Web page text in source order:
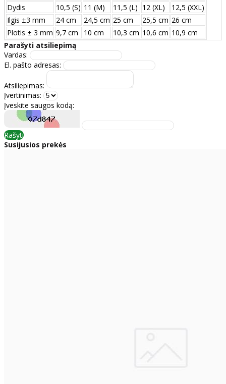
Dydis
10,5 (S) 11 (M) 11,5 (L) 12 (XL)
12,5 (XXL)
Ilgis ±3 mm
24 сm 24,5 сm 25 сm 25,5 сm 26 сm
Plotis ± 3 mm 9,7 сm 10 сm 10,3 сm 10,6 сm 10,9 сm
Parašyti atsiliepimą
Vardas:
El. pašto adresas:
Atsiliepimas:
Įvertinimas:
Įveskite saugos kodą:
Rašyti
Susijusios prekės